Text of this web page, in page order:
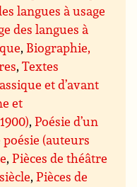
langues à usage
des langues à
, Biographie,
,Textes
et d’avant
et
,Poésie d’un
(auteurs
,Pièces de théâtre
,Pièces de